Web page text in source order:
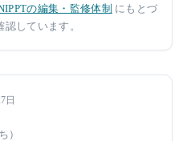
の編集・監修体制 にもとづ
しています。
日
）